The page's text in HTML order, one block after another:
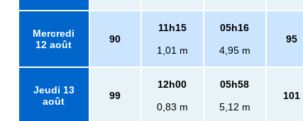
Mercredi
12 août
90
11h15
1,01 m
05h16
4,95 m
95
Jeudi 13
août
99
12h00
0,83 m
05h58
5,12 m
101